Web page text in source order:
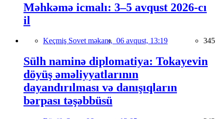
Məhkəmə icmalı: 3–5 avqust 2026-cı
il
Keçmiş Sovet məkanı, 06 avqust, 13:19 345
Sülh naminə diplomatiya: Tokayevin
döyüş əməliyyatlarının
dayandırılması və danışıqların
bərpası təşəbbüsü